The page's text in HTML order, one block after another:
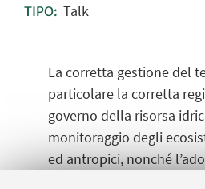
TIPO: Talk
La corretta gestione del
particolare la corretta
governo della risorsa
monitoraggio degli
ed antropici, nonché